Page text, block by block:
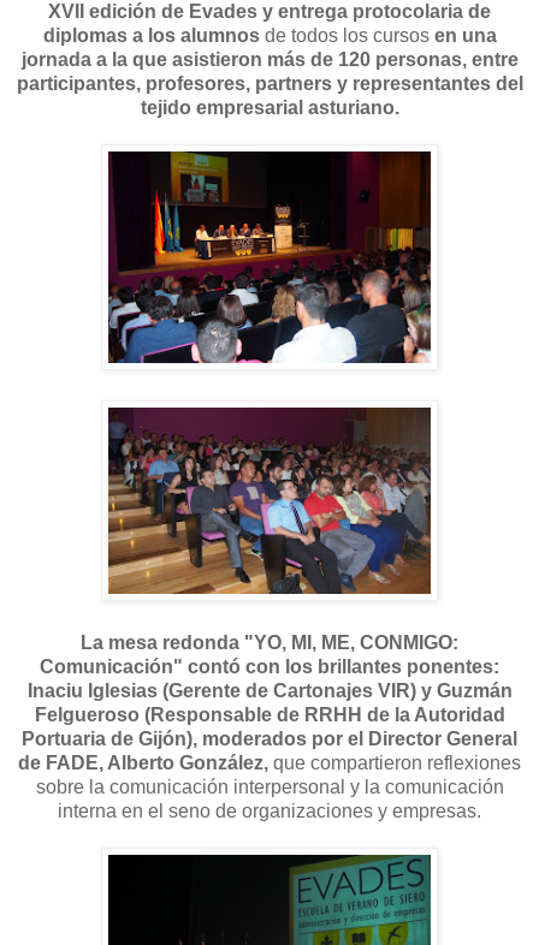
XVII edición de Evades y entrega protocolaria de
diplomas a los alumnos de todos los cursosen una
jornada a la que asistieron más de 120 personas, entre
participantes, profesores, partners y representantes del
tejido empresarial asturiano.
La mesa redonda "YO, MI, ME, CONMIGO:
Comunicación" contó con los brillantes ponentes:
Inaciu Iglesias (Gerente de Cartonajes VIR) y Guzmán
Felgueroso (Responsable de RRHH de la Autoridad
Portuaria de Gijón), moderados por el Director General
de FADE, Alberto González, que compartieron reflexiones
sobre la comunicación interpersonal y la comunicación
interna en el seno de organizaciones y empresas.